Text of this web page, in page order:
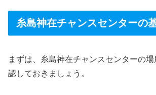
糸島神在チャンスセンターの
まずは、糸島神在チャンスセンターの
認しておきましょう。